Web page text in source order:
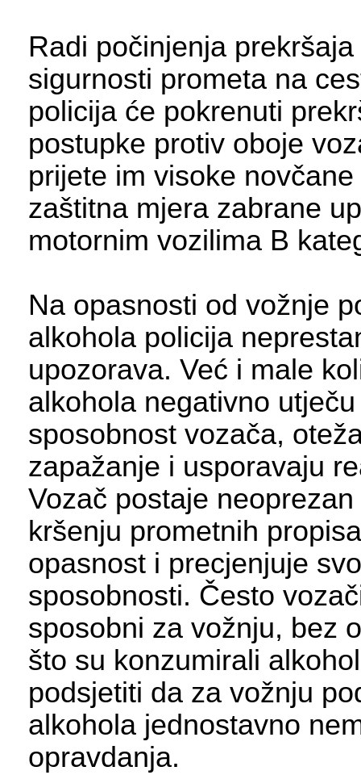
Radi počinjenja
sigurnosti prometa na
policija će pokrenuti
postupke protiv oboje
prijete im visoke
zaštitna mjera zabrane
motornim vozilima B
Na opasnosti od vožnje
alkohola policija
upozorava. Već i male
alkohola negativno
sposobnost vozača,
zapažanje i usporavaju
Vozač postaje
kršenju prometnih
opasnost i precjenjuje
sposobnosti. Često
sposobni za vožnju, bez
što su konzumirali
podsjetiti da za vožnju
alkohola jednostavno
opravdanja.